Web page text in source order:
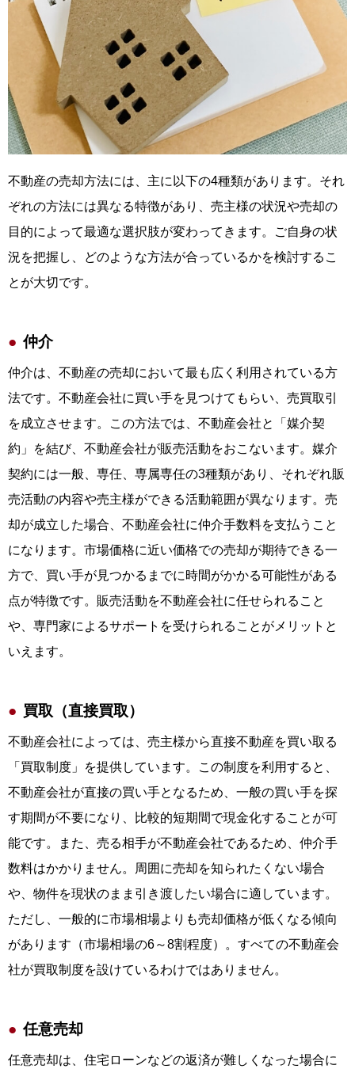
不動産の売却方法には、主に以下の4種類があります。それ
ぞれの方法には異なる特徴があり、売主様の状況や売却の
目的によって最適な選択肢が変わってきます。ご自身の状
況を把握し、どのような方法が合っているかを検討するこ
とが大切です。
仲介
仲介は、不動産の売却において最も広く利用されている方
法です。不動産会社に買い手を見つけてもらい、売買取引
を成立させます。この方法では、不動産会社と「媒介契
約」を結び、不動産会社が販売活動をおこないます。媒介
契約には一般、専任、専属専任の3種類があり、それぞれ販
売活動の内容や売主様ができる活動範囲が異なります。売
却が成立した場合、不動産会社に仲介手数料を支払うこと
になります。市場価格に近い価格での売却が期待できる一
方で、買い手が見つかるまでに時間がかかる可能性がある
点が特徴です。販売活動を不動産会社に任せられること
や、専門家によるサポートを受けられることがメリットと
いえます。
買取（直接買取）
不動産会社によっては、売主様から直接不動産を買い取る
「買取制度」を提供しています。この制度を利用すると、
不動産会社が直接の買い手となるため、一般の買い手を探
す期間が不要になり、比較的短期間で現金化することが可
能です。また、売る相手が不動産会社であるため、仲介手
数料はかかりません。周囲に売却を知られたくない場合
や、物件を現状のまま引き渡したい場合に適しています。
ただし、一般的に市場相場よりも売却価格が低くなる傾向
があります（市場相場の6～8割程度）。すべての不動産会
社が買取制度を設けているわけではありません。
任意売却
任意売却は、住宅ローンなどの返済が難しくなった場合に